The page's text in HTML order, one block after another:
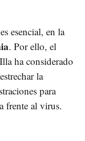
esencial, en la
. Por ello, el
ha considerado
la
para
frente al virus.